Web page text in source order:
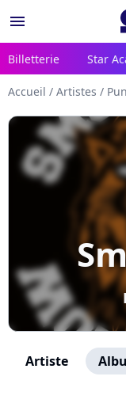
menu
Billetterie Star
Accueil / Artistes /
Artiste